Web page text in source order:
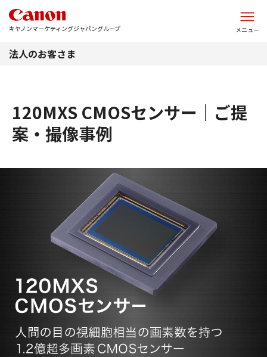
キヤノンマーケティングジャパングループ メニュー
法人のお客さま
120MXS CMOSセンサー｜ご提
案・撮像事例